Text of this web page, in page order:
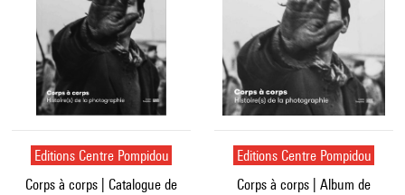
Editions Centre Pompidou
Corps à corps | Catalogue de
Editions Centre Pompidou
Corps à corps | Album de